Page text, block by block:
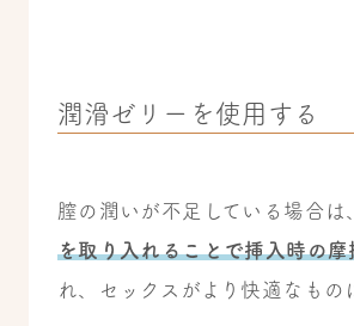
潤滑ゼリーを使用する
膣の潤いが不足している場合は
を取り入れることで挿入時の摩
れ、セックスがより快適なもの